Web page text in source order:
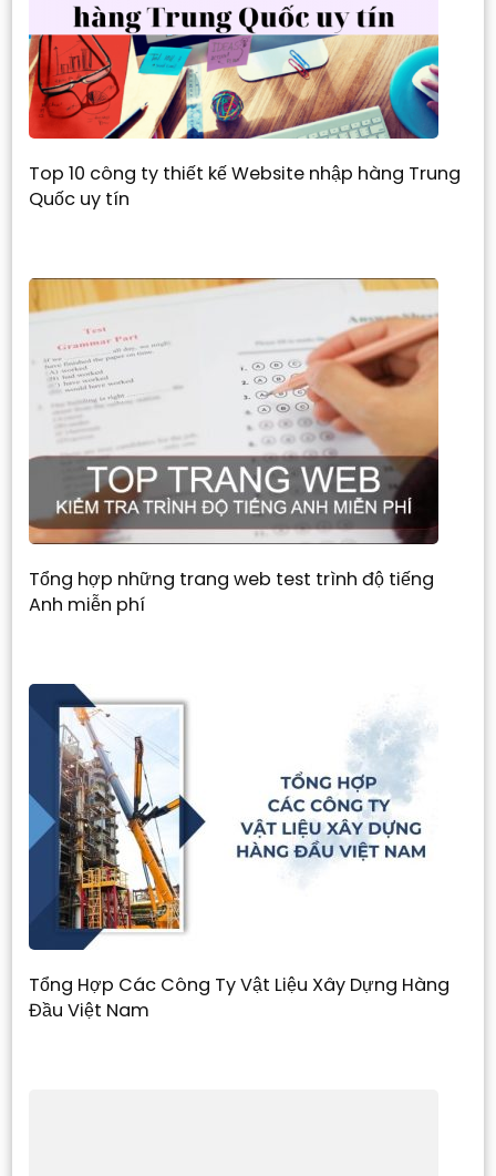
Top 10 công ty thiết kế Website nhập hàng Trung
Quốc uy tín
Tổng hợp những trang web test trình độ tiếng
Anh miễn phí
Tổng Hợp Các Công Ty Vật Liệu Xây Dựng Hàng
Đầu Việt Nam